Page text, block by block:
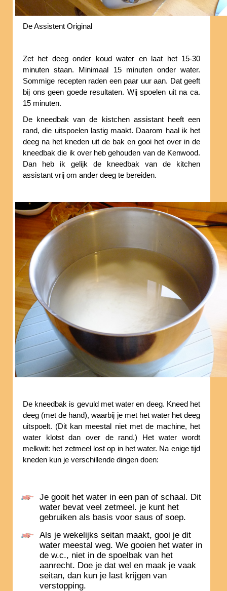
De Assistent Original
Zet het deeg onder koud water en laat het 15-30
minuten staan. Minimaal 15 minuten onder water.
Sommige recepten raden een paar uur aan. Dat geeft
bij ons geen goede resultaten. Wij spoelen uit na ca.
15 minuten.
De kneedbak van de kistchen assistant heeft een
rand, die uitspoelen lastig maakt. Daarom haal ik het
deeg na het kneden uit de bak en gooi het over in de
kneedbak die ik over heb gehouden van de Kenwood.
Dan heb ik gelijk de kneedbak van de kitchen
assistant vrij om ander deeg te bereiden.
De kneedbak is gevuld met water en deeg. Kneed het
deeg (met de hand), waarbij je met het water het deeg
uitspoelt. (Dit kan meestal niet met de machine, het
water klotst dan over de rand.) Het water wordt
melkwit: het zetmeel lost op in het water. Na enige tijd
kneden kun je verschillende dingen doen:
Je gooit het water in een pan of schaal. Dit
water bevat veel zetmeel. je kunt het
gebruiken als basis voor saus of soep.
Als je wekelijks seitan maakt, gooi je dit
water meestal weg. We gooien het water in
de w.c., niet in de spoelbak van het
aanrecht. Doe je dat wel en maak je vaak
seitan, dan kun je last krijgen van
verstopping.